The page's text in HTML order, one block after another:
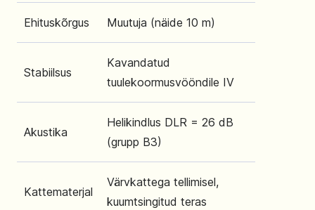
Ehituskõrgus Muutuja (näide 10 m)
Stabiilsus
Kavandatud
tuulekoormusvööndile IV
Akustika
Helikindlus DLR = 26 dB
(grupp B3)
Kattematerjal
Värvkattega tellimisel,
kuumtsingitud teras